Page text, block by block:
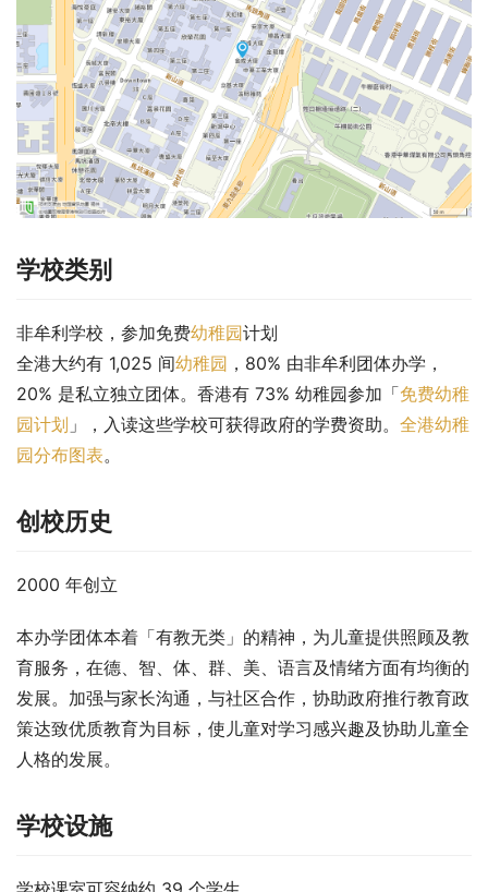
学校类别
非牟利学校，参加免费幼稚园计划
全港大约有 1,025 间幼稚园 ，80% 由非牟利团体办学，
20% 是私立独立团体。香港有 73% 幼稚园参加「免费幼稚
园计划 」，入读这些学校可获得政府的学费资助。 全港幼稚
园分布图表。
创校历史
2000 年创立
本办学团体本着「有教无类」的精神，为儿童提供照顾及教
育服务，在德、智、体、群、美、语言及情绪方面有均衡的
发展。加强与家长沟通，与社区合作，协助政府推行教育政
策达致优质教育为目标，使儿童对学习感兴趣及协助儿童全
人格的发展。
学校设施